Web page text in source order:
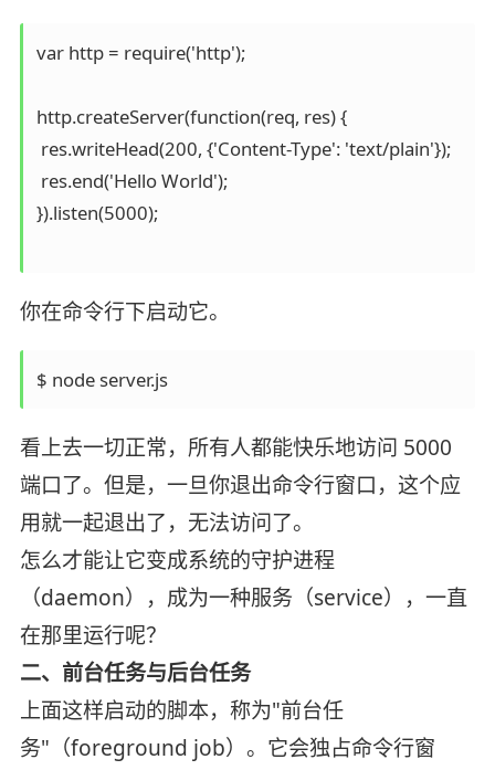
var http = require('http');
http.createServer(function(req, res) {
res.writeHead(200, {'Content-Type': 'text/plain'});
res.end('Hello World');
}).listen(5000);
你在命令行下启动它。
$ node server.js
看上去一切正常，所有人都能快乐地访问 5000
端口了。但是，一旦你退出命令行窗口，这个应
用就一起退出了，无法访问了。
怎么才能让它变成系统的守护进程
（daemon），成为一种服务（service），一直
在那里运行呢？
二、前台任务与后台任务
上面这样启动的脚本，称为"前台任
务"（foreground job）。它会独占命令行窗